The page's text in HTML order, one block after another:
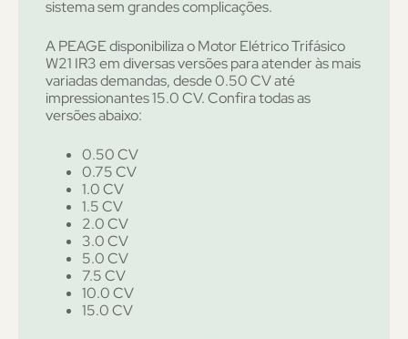
sistema sem grandes complicações.
A PEAGE disponibiliza o Motor Elétrico Trifásico
W21 IR3 em diversas versões para atender às mais
variadas demandas, desde 0.50 CV até
impressionantes 15.0 CV. Confira todas as
versões abaixo:
0.50 CV
0.75 CV
1.0 CV
1.5 CV
2.0 CV
3.0 CV
5.0 CV
7.5 CV
10.0 CV
15.0 CV